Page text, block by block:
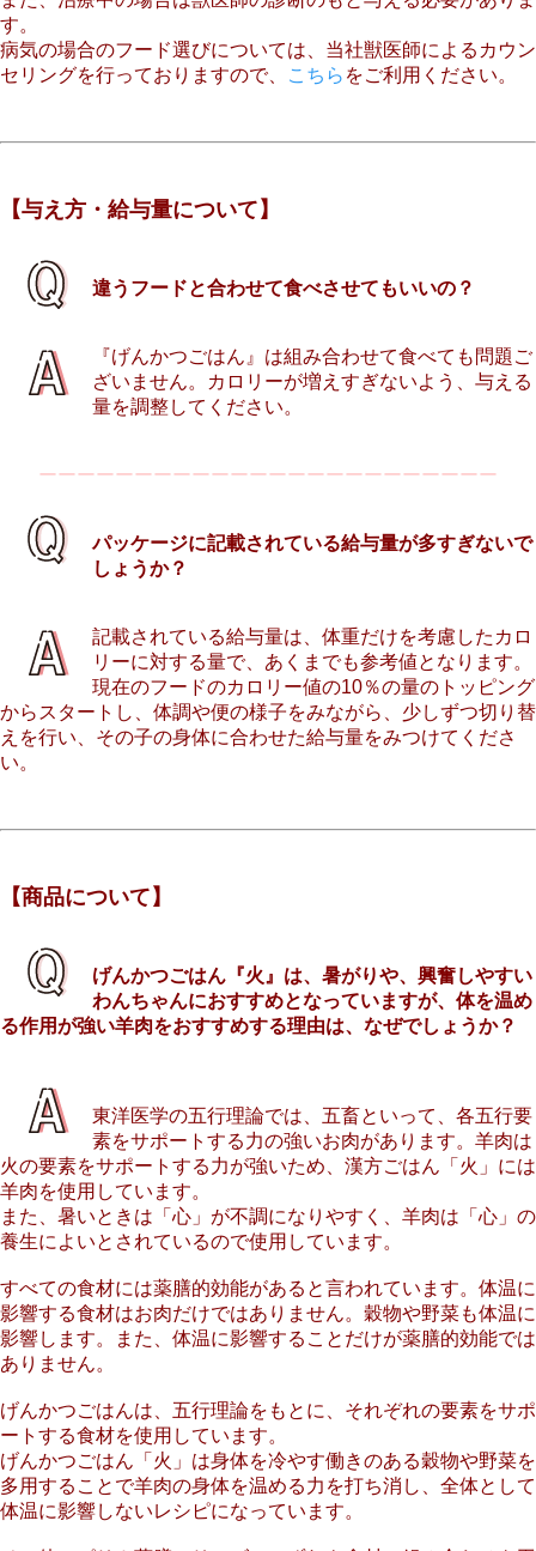
す。
病気の場合のフード選びについては、当社獣医師によるカウン
セリングを行っておりますので、
こちら をご利用ください。
【与え方・給与量について】
違うフードと合わせて食べさせてもいいの？
『げんかつごはん』は組み合わせて食べても問題ご
ざいません。カロリーが増えすぎないよう、与える
量を調整してください。
ーーーーーーーーーーーーーーーーーーーーーーーー
パッケージに記載されている給与量が多すぎないで
しょうか？
記載されている給与量は、体重だけを考慮したカロ
リーに対する量で、あくまでも参考値となります。
現在のフードのカロリー値の10％の量のトッピング
からスタートし、体調や便の様子をみながら、少しずつ切り替
えを行い、その子の身体に合わせた給与量をみつけてくださ
い。
【商品について】
げんかつごはん『火』は、暑がりや、興奮しやすい
わんちゃんにおすすめとなっていますが、体を温め
る作用が強い羊肉をおすすめする理由は、なぜでしょうか？
東洋医学の五行理論では、五畜といって、各五行要
素をサポートする力の強いお肉があります。羊肉は
火の要素をサポートする力が強いため、漢方ごはん「火」には
羊肉を使用しています。
また、暑いときは「心」が不調になりやすく、羊肉は「心」の
養生によいとされているので使用しています。
すべての食材には薬膳的効能があると言われています。体温に
影響する食材はお肉だけではありません。穀物や野菜も体温に
影響します。また、体温に影響することだけが薬膳的効能では
ありません。
げんかつごはんは、五行理論をもとに、それぞれの要素をサポ
ートする食材を使用しています。
げんかつごはん「火」は身体を冷やす働きのある穀物や野菜を
多用することで羊肉の身体を温める力を打ち消し、全体として
体温に影響しないレシピになっています。